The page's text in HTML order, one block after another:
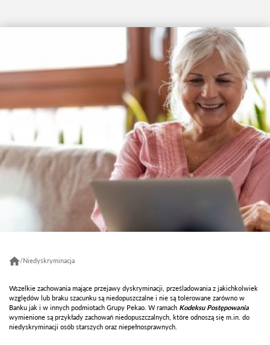
/Niedyskryminacja
Wszelkie zachowania mające przejawy dyskryminacji, prześladowania z jakichkolwiek
względów lub braku szacunku są niedopuszczalne i nie są tolerowane zarówno w
Banku jak i w innych podmiotach Grupy Pekao. W ramach Kodeksu Postępowania
wymienione są przykłady zachowań niedopuszczalnych, które odnoszą się m.in. do
niedyskryminacji osób starszych oraz niepełnosprawnych.